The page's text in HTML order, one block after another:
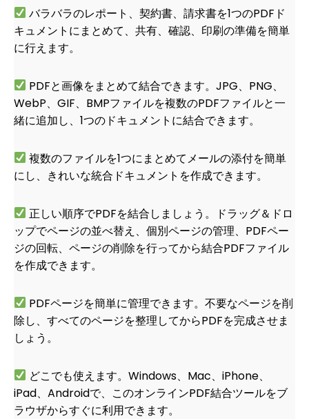
バラバラのレポート、契約書、請求書を1つのPDFド
キュメントにまとめて、共有、確認、印刷の準備を簡単
に行えます。
PDFと画像をまとめて結合できます。JPG、PNG、
WebP、GIF、BMPファイルを複数のPDFファイルと一
緒に追加し、1つのドキュメントに結合できます。
複数のファイルを1つにまとめてメールの添付を簡単
にし、きれいな統合ドキュメントを作成できます。
正しい順序でPDFを結合しましょう。ドラッグ＆ドロ
ップでページの並べ替え、個別ページの管理、PDFペー
ジの回転、ページの削除を行ってから結合PDFファイル
を作成できます。
PDFページを簡単に管理できます。不要なページを削
除し、すべてのページを整理してからPDFを完成させま
しょう。
どこでも使えます。Windows、Mac、iPhone、
iPad、Androidで、このオンラインPDF結合ツールをブ
ラウザからすぐに利用できます。